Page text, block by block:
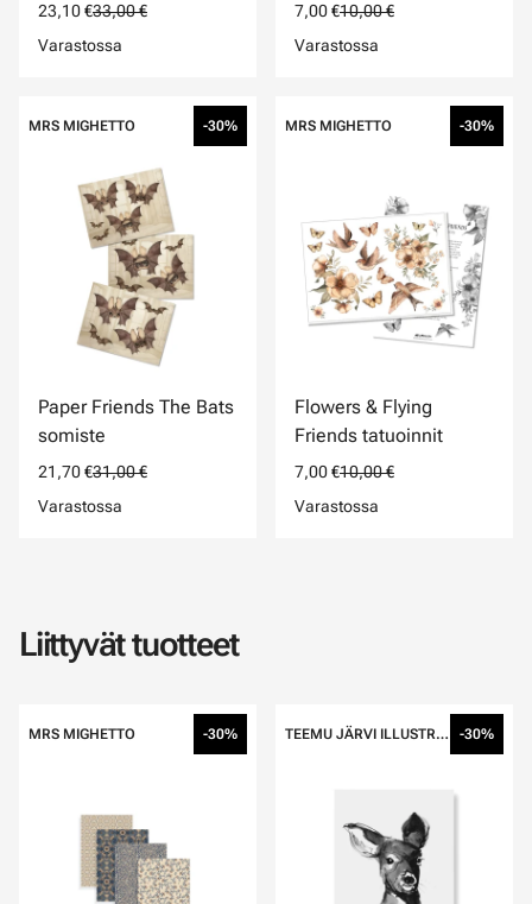
23,10 €33,00 €
Varastossa
7,00 €10,00 €
Varastossa
MRS MIGHETTO -30%
Paper Friends The Bats
somiste
21,70 €31,00 €
Varastossa
MRS MIGHETTO -30%
Flowers & Flying
Friends tatuoinnit
7,00 €10,00 €
Varastossa
Liittyvät tuotteet
MRS MIGHETTO -30% TEEMU JÄRVI ILLUSTRATIONS -30%